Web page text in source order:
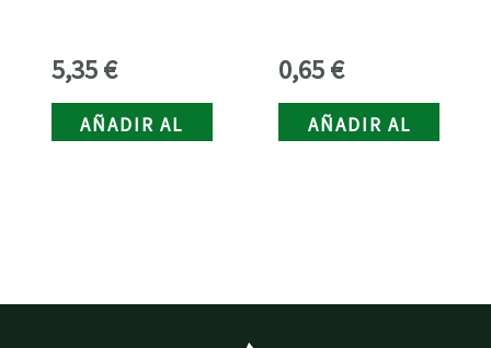
5,35€
AÑADIR AL
CARRITO
0,65€
AÑADIR AL
CARRITO